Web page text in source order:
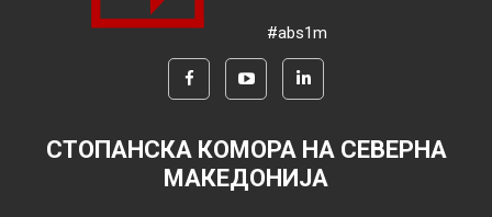
#abs1m
СТОПАНСКА КОМОРА НА СЕВЕРНА
МАКЕДОНИЈА